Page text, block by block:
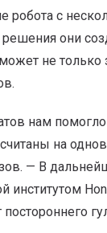
робота с
они
не
нам
на
— В
институтом
постороннего